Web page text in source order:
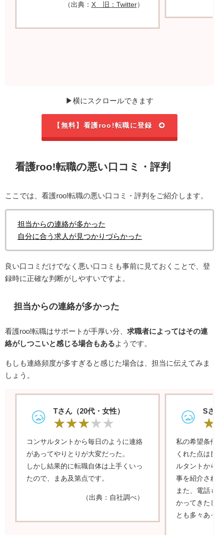
（出典： X 旧：Twitter）
▶横にスクロールできます
【無料】看護roo!転職に登録
看護roo!転職の悪い口コミ・評判
ここでは、看護roo!転職の悪い口コミ・評判をご紹介します。
担当からの連絡が多かった
自分に合う求人が見つかりづらかった
良い口コミだけでなく悪い口コミも事前に見ておくことで、登
録時に正確な判断がしやすいですよ。
担当からの連絡が多かった
看護roo!転職はサポートが手厚い分、 求職者によってはその連
絡がしつこいと感じる場合もある ようです。
もしも連絡頻度が多すぎると感じた場合は、担当に伝えてみま
しょう。
Tさん（20代・女性）
コンサルタントから毎日のように連絡
があってやりとりが大変だった。
しかし結果的に転職自体は上手くいっ
たので、まあ及第点です。
（出典：自社調べ）
Sさ
私の希望条件
くれた点は
ルタントか
事を紹介され
また、電話
かってきたし
とも多々あっ